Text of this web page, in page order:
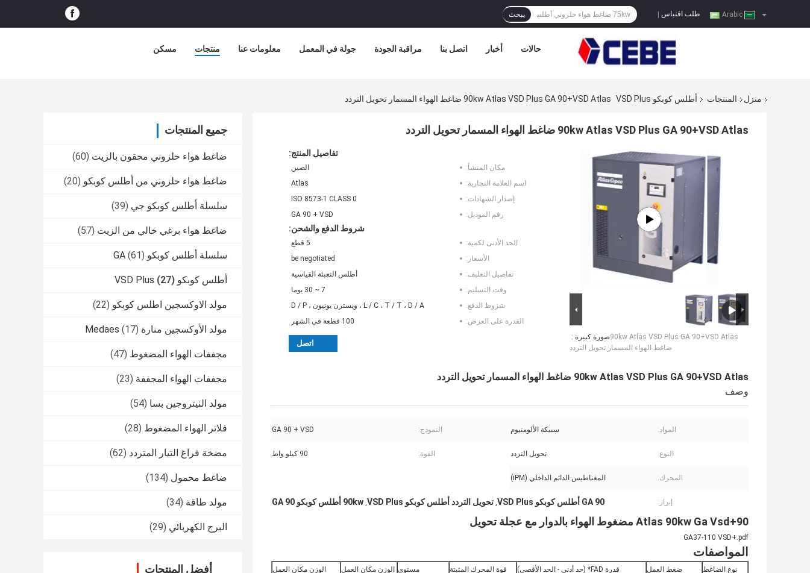
طلب اقتباس يبحث
مسكن منتجات معلومات عنا جولة في المعمل مراقبة الجودة اتصل بنا أخبار حالات
منزل المنتجات أطلس كوبكو VSD Plus 90kw Atlas VSD Plus GA 90+VSD Atlas ضاغط الهواء المسمار تحويل التردد
جميع المنتجات
ضاغط هواء حلزوني محقون بالزيت (60)
ضاغط هواء حلزوني من أطلس كوبكو (20)
سلسلة أطلس كوبكو جي (39)
ضاغط هواء برغي خالي من الزيت (57)
سلسلة أطلس كوبكو GA (61)
أطلس كوبكو VSD Plus (27)
مولد الاوكسجين اطلس كوبكو (22)
مولد الأوكسجين منارة Medaes (17)
مجففات الهواء المضغوط (47)
مجففات الهواء المجففة (23)
مولد النيتروجين بسا (54)
فلاتر الهواء المضغوط (28)
مضخة فراغ التيار المتردد (62)
ضاغط محمول (134)
مولد طاقة (34)
البرج الكهربائي (29)
أفضل المنتجات
90kw Atlas VSD Plus GA 90+VSD Atlas ضاغط الهواء المسمار تحويل التردد
صورة كبيرة :90kw Atlas VSD Plus GA 90+VSD Atlas
ضاغط الهواء المسمار تحويل التردد
تفاصيل المنتج:
مكان المنشأ:
الصين
اسم العلامة التجارية:
Atlas
إصدار الشهادات:
ISO 8573-1 CLASS 0
رقم الموديل:
GA 90 + VSD
شروط الدفع والشحن:
الحد الأدنى لكمية:
5 قطع
الأسعار:
be negotiated
تفاصيل التغليف:
أطلس التعبئة القياسية
وقت التسليم:
7 ~ 30 يوما
شروط الدفع:
L / C ، T / T ، D / A ، ويسترن يونيون ، D / P
القدرة على العرض:
100 قطعة في الشهر
اتصل
90kw Atlas VSD Plus GA 90+VSD Atlas ضاغط الهواء المسمار تحويل التردد
وصف
المواد: سبيكة الألومنيوم النموذج: GA 90 + VSD
النوع: تحويل التردد القوة: 90 كيلو واط
المحرك: المغناطيس الدائم الداخلي (iPM)
إبراز: GA 90 أطلس كوبكو VSD Plus , تحويل التردد أطلس كوبكو VSD Plus , 90kw أطلس كوبكو GA 90
Atlas 90kw Ga Vsd+90 مضغوط الهواء بالدوار مع عجلة تحويل
GA37-110 VSD+.pdf
المواصفات
نوع الضاغط ضغط العمل قدرة FAD* (حد أدنى - الحد الأقصى) قوة المحرك المثبتة
مستوى
الوزن مكان العمل
الوزن مكان العمل